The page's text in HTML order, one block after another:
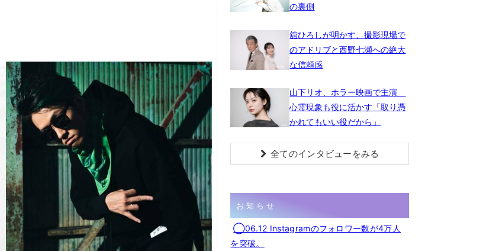
の裏側
舘ひろしが明かす、撮影現場で
のアドリブと西野七瀬への絶大
な信頼感
山下リオ、ホラー映画で主演
心霊現象も役に活かす「取り憑
かれてもいい役だから」
全てのインタビューをみる
お知らせ
◯06.12 Instagramのフォロワー数が4万人
を突破。